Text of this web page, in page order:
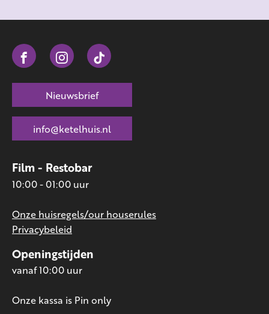
Openingstijden
vanaf 10:00 uur
Onze kassa is Pin only
Film - Restobar
10:00 - 01:00 uur
Onze huisregels/our houserules
Privacybeleid
Nieuwsbrief
info@ketelhuis.nl